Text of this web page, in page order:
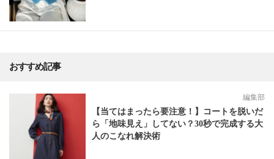
おすすめ記事
編集部
【当てはまったら要注意！】コートを脱いだ
ら「地味見え」してない？30秒で完成する大
人のこなれ解決術